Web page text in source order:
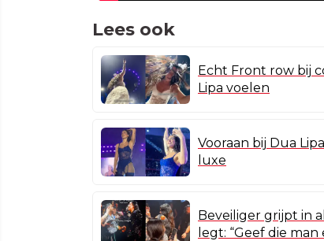
Lees ook
Echt Front row bij
Lipa voelen
Vooraan bij Dua
luxe
Beveiliger grijpt in
legt: “Geef die